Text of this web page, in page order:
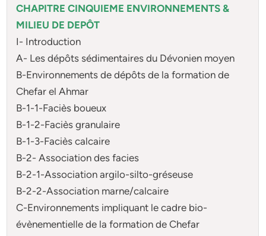
CHAPITRE CINQUIEME ENVIRONNEMENTS &
MILIEU DE DEPÔT
I- Introduction
A- Les dépôts sédimentaires du Dévonien moyen
B-Environnements de dépôts de la formation de
Chefar el Ahmar
B-1-1-Faciès boueux
B-1-2-Faciès granulaire
B-1-3-Faciès calcaire
B-2- Association des facies
B-2-1-Association argilo-silto-gréseuse
B-2-2-Association marne/calcaire
C-Environnements impliquant le cadre bio-
évènementielle de la formation de Chefar